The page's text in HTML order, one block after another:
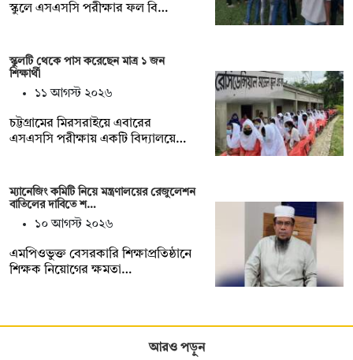
স্কুলে এসএসসি পরীক্ষার ফল বি…
স্কুলটি থেকে পাস করেছেন মাত্র ১ জন
শিক্ষার্থী
১১ আগস্ট ২০২৬
চট্টগ্রামের মিরসরাইয়ে এবারের
এসএসসি পরীক্ষায় একটি বিদ্যালয়ে…
ম্যানেজিং কমিটি নিয়ে মন্ত্রণালয়ের রেজুলেশন
বাতিলের দাবিতে শ…
১০ আগস্ট ২০২৬
এমপিওভুক্ত বেসরকারি শিক্ষাপ্রতিষ্ঠানে
শিক্ষক নিয়োগের ক্ষমতা…
আরও পড়ুন